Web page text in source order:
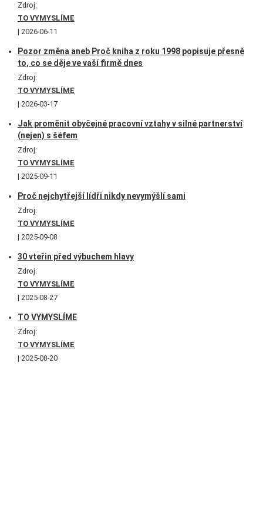
Zdroj:
TO VYMYSLÍME
2026-06-11
Pozor změna aneb Proč kniha z roku 1998 popisuje přesně
to, co se děje ve vaší firmě dnes
Zdroj:
TO VYMYSLÍME
2026-03-17
Jak proměnit obyčejné pracovní vztahy v silné partnerství
(nejen) s šéfem
Zdroj:
TO VYMYSLÍME
2025-09-11
Proč nejchytřejší lídři nikdy nevymýšlí sami
Zdroj:
TO VYMYSLÍME
2025-09-08
30 vteřin před výbuchem hlavy
Zdroj:
TO VYMYSLÍME
2025-08-27
TO VYMYSLÍME
Zdroj:
TO VYMYSLÍME
2025-08-20